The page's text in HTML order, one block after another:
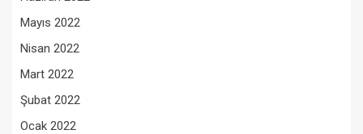
Mayıs 2022
Nisan 2022
Mart 2022
Şubat 2022
Ocak 2022